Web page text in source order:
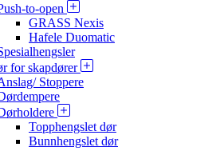
to-open
GRASS Nexis
Hafele Duomatic
for skapdører
Stoppere
Topphengslet dør
Bunnhengslet dør